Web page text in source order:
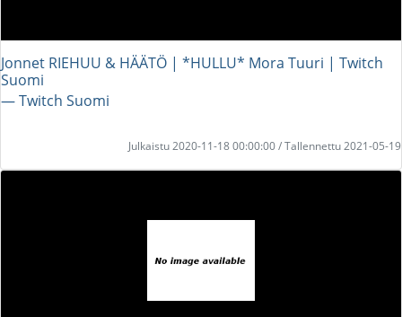
Jonnet RIEHUU & HÄÄTÖ | *HULLU* Mora Tuuri | Twitch
Suomi
― Twitch Suomi
Julkaistu 2020-11-18 00:00:00 / Tallennettu 2021-05-19